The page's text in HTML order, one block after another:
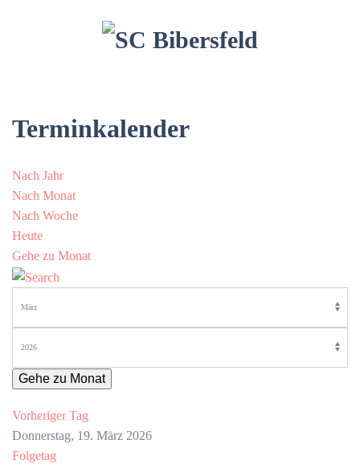
Terminkalender
Nach Jahr
Nach Monat
Nach Woche
Heute
Gehe zu Monat
Gehe zu Monat
Vorheriger Tag
Donnerstag, 19. März 2026
Folgetag